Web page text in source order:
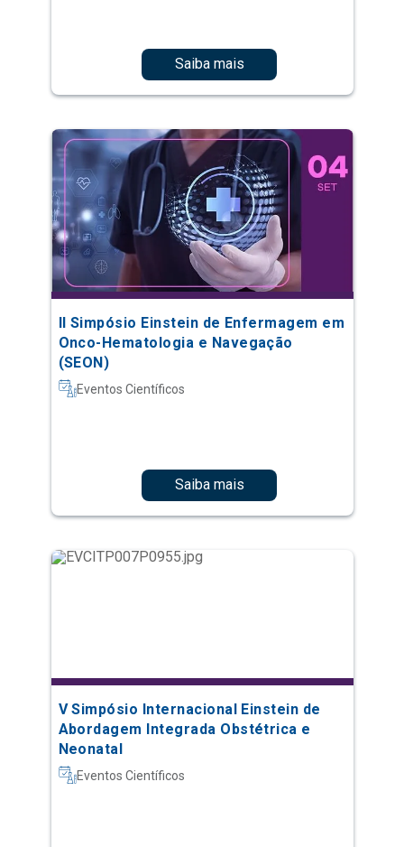
Saiba mais
II Simpósio Einstein de Enfermagem em
Onco-Hematologia e Navegação
(SEON)
Eventos Científicos
Saiba mais
V Simpósio Internacional Einstein de
Abordagem Integrada Obstétrica e
Neonatal
Eventos Científicos